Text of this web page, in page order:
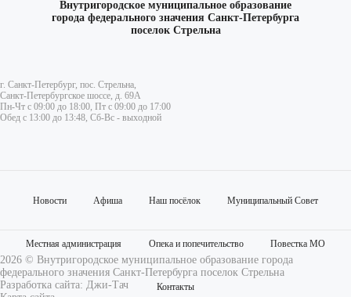
Внутригородское муниципальное образование
города федерального значения Санкт-Петербурга
поселок Стрельна
г. Санкт-Петербург, пос. Стрельна,
Санкт-Петербургское шоссе, д. 69А
Пн-Чт с 09:00 до 18:00, Пт с 09:00 до 17:00
Обед с 13:00 до 13:48, Сб-Вс - выходной
Новости Афиша Наш посёлок Муниципальный Совет
Местная администрация Опека и попечительство Повестка МО
Контакты
2026 © Внутригородское муниципальное образование города
федерального значения Санкт-Петербурга поселок Стрельна
Разработка сайта: Джи-Тач